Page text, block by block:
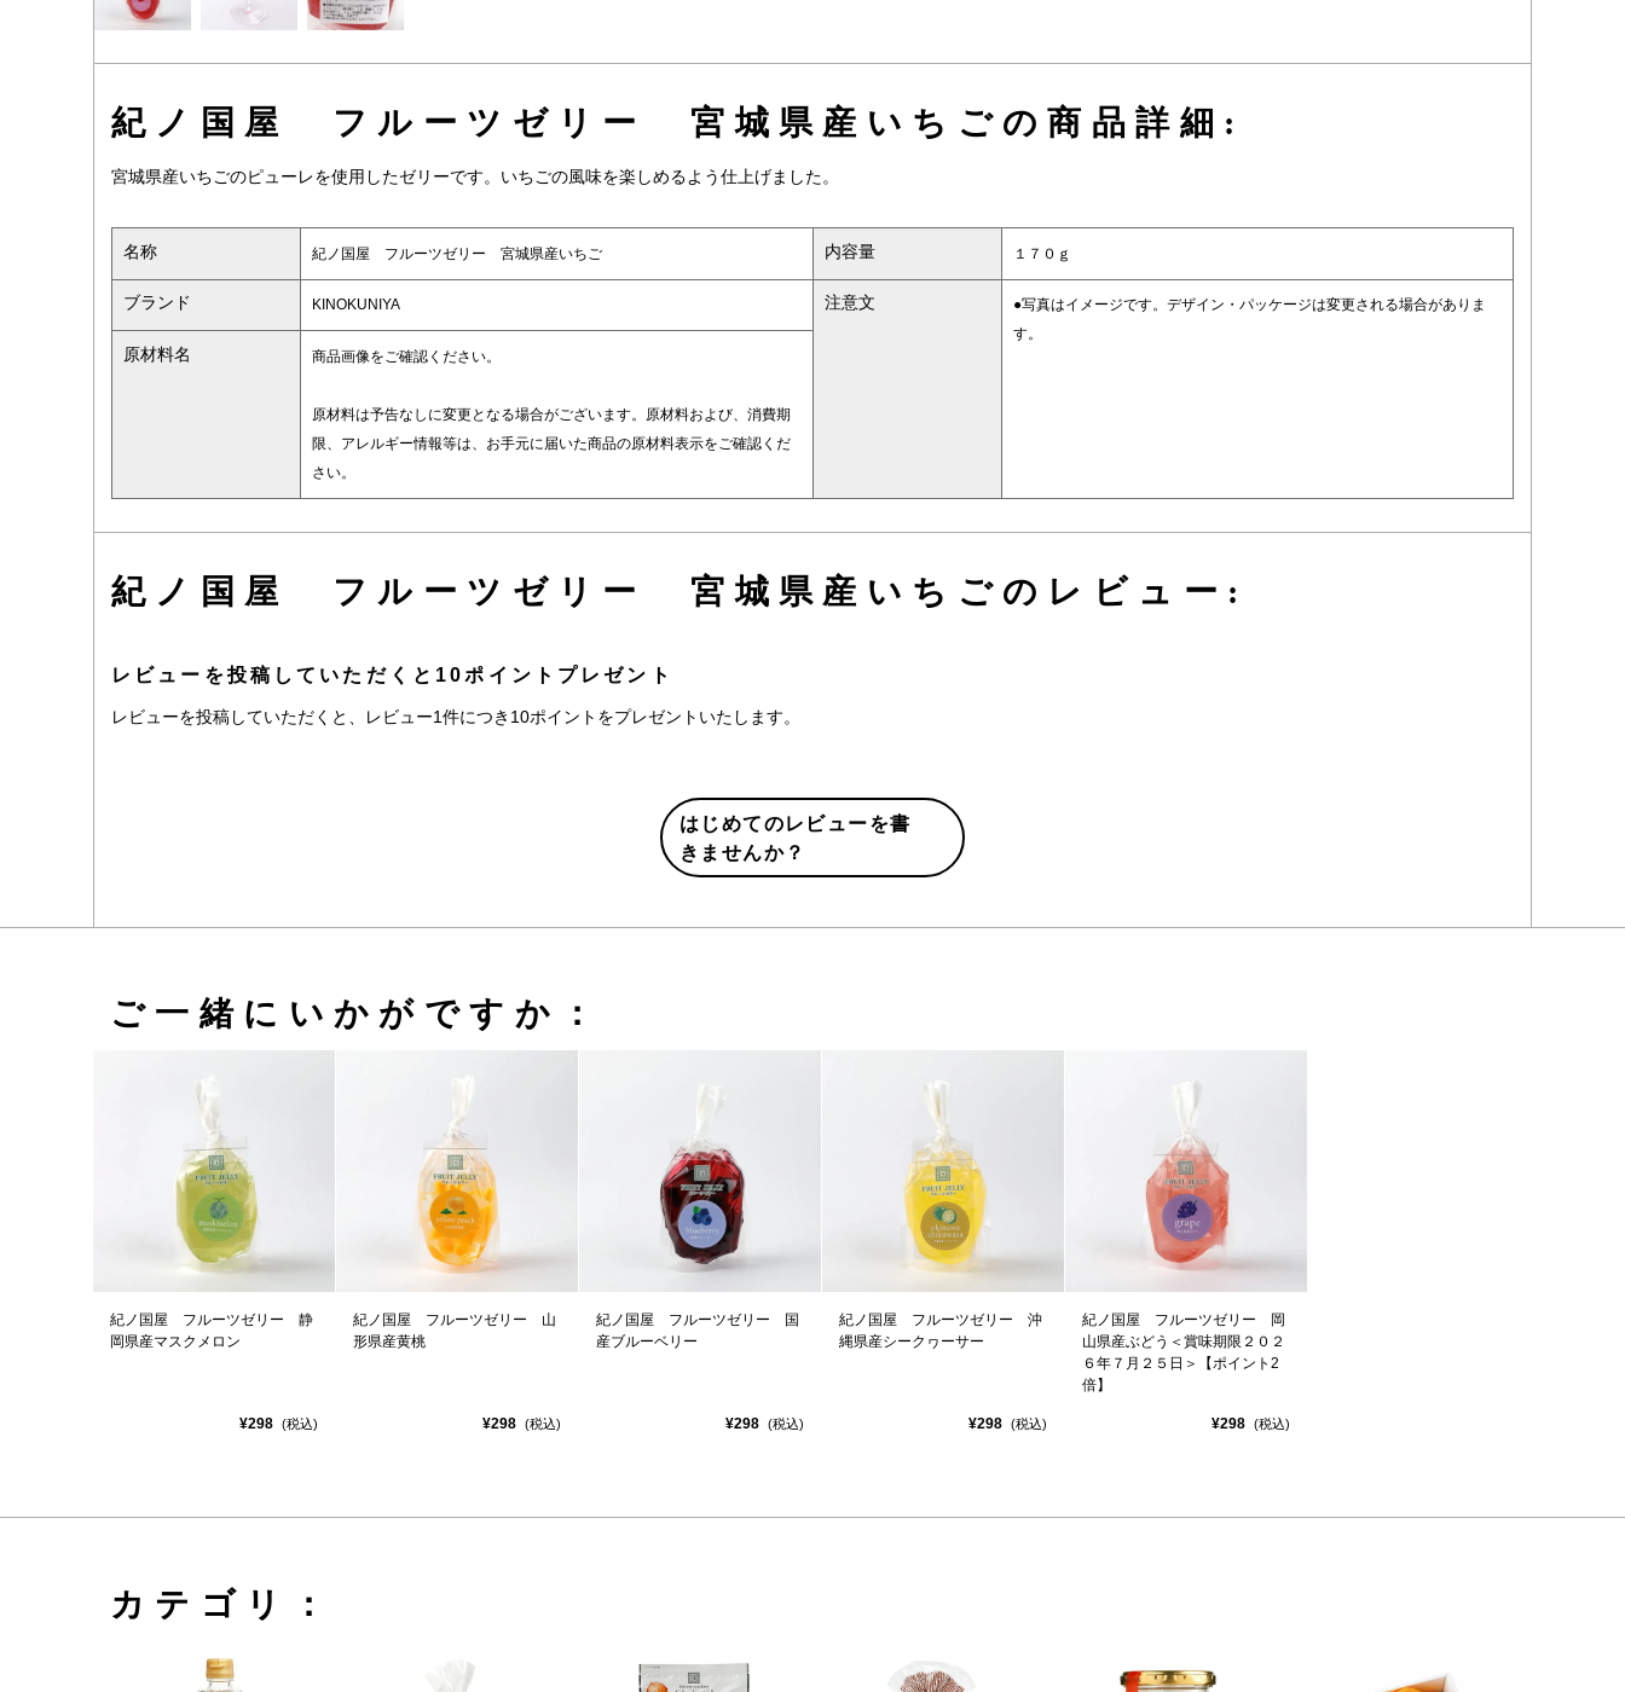
紀ノ国屋 フルーツゼリー 宮城県産いちごの商品詳細:
宮城県産いちごのピューレを使用したゼリーです。いちごの風味を楽しめるよう仕上げました。
名称 紀ノ国屋 フルーツゼリー 宮城県産いちご
ブランド KINOKUNIYA
原材料名 商品画像をご確認ください。
原材料は予告なしに変更となる場合がございます。原材料および、消費期
限、アレルギー情報等は、お手元に届いた商品の原材料表示をご確認くだ
さい。
内容量 １７０ｇ
注意文
●写真はイメージです。デザイン・パッケージは変更される場合がありま
す。
紀ノ国屋 フルーツゼリー 宮城県産いちごのレビュー:
レビューを投稿していただくと10ポイントプレゼント
レビューを投稿していただくと、レビュー1件につき10ポイントをプレゼントいたします。
はじめてのレビューを書
きませんか？
ご一緒にいかがですか：
紀ノ国屋 フルーツゼリー 静
岡県産マスクメロン
¥298 (税込)
紀ノ国屋 フルーツゼリー 山
形県産黄桃
¥298 (税込)
紀ノ国屋 フルーツゼリー 国
産ブルーベリー
¥298 (税込)
紀ノ国屋 フルーツゼリー 沖
縄県産シークヮーサー
¥298 (税込)
紀ノ国屋 フルーツゼリー 岡
山県産ぶどう＜賞味期限２０２
６年７月２５日＞【ポイント2
倍】
¥298 (税込)
カテゴリ：